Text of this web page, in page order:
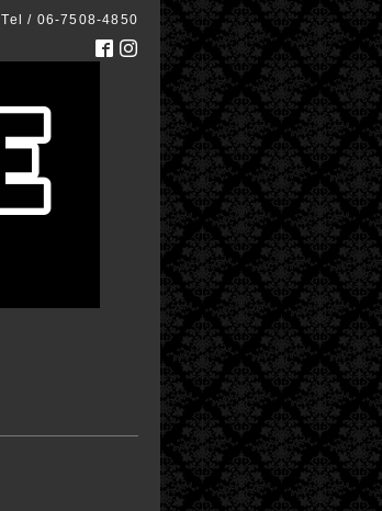
Tel / 06-7508-4850